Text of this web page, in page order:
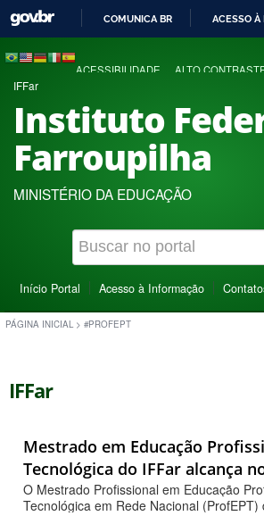
COMUNICA BR ACESSO À
ACESSIBILIDADE ALTO
IFFar
Instituto
Farroupilha
MINISTÉRIO DA EDUCAÇÃO
Início Portal Acesso à Informação
PÁGINA INICIAL > #PROFEPT
IFFar
Mestrado em Educação
Tecnológica do IFFar alcança
O Mestrado Profissional em Educação
Tecnológica em Rede Nacional